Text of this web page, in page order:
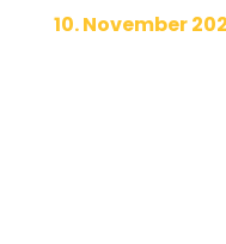
10. November